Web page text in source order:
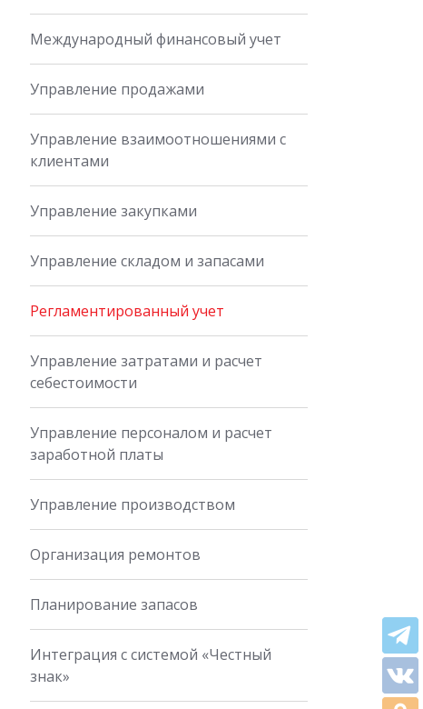
Международный финансовый учет
Управление продажами
Управление взаимоотношениями с
клиентами
Управление закупками
Управление складом и запасами
Регламентированный учет
Управление затратами и расчет
себестоимости
Управление персоналом и расчет
заработной платы
Управление производством
Организация ремонтов
Планирование запасов
Интеграция с системой «Честный
знак»